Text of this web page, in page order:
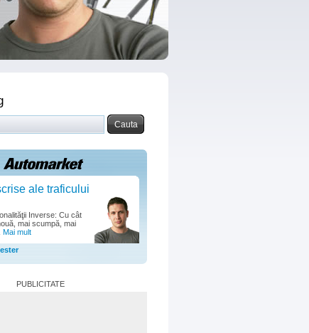
ale traficului
Inverse: Cu cât
mai scumpă, mai
Mai mult
PUBLICITATE